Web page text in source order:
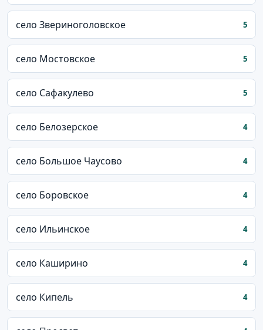
село Звериноголовское 5
село Мостовское 5
село Сафакулево 5
село Белозерское 4
село Большое Чаусово 4
село Боровское 4
село Ильинское 4
село Каширино 4
село Кипель 4